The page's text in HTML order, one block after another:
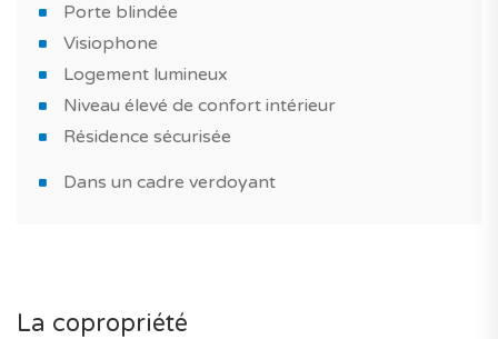
Porte blindée
Visiophone
Logement lumineux
Niveau élevé de confort intérieur
Résidence sécurisée
Dans un cadre verdoyant
La copropriété